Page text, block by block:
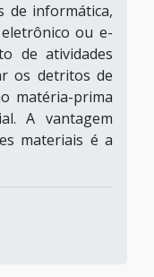
de informática,
ou e-
de atividades
os detritos de
matéria-prima
A vantagem
materiais é a